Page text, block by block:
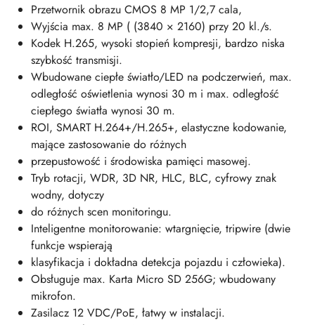
Przetwornik obrazu CMOS 8 MP 1/2,7 cala,
Wyjścia max. 8 MP ( (3840 × 2160) przy 20 kl./s.
Kodek H.265, wysoki stopień kompresji, bardzo niska
szybkość transmisji.
Wbudowane ciepłe światło/LED na podczerwień, max.
odległość oświetlenia wynosi 30 m i max. odległość
ciepłego światła wynosi 30 m.
ROI, SMART H.264+/H.265+, elastyczne kodowanie,
mające zastosowanie do różnych
przepustowość i środowiska pamięci masowej.
Tryb rotacji, WDR, 3D NR, HLC, BLC, cyfrowy znak
wodny, dotyczy
do różnych scen monitoringu.
Inteligentne monitorowanie: wtargnięcie, tripwire (dwie
funkcje wspierają
klasyfikacja i dokładna detekcja pojazdu i człowieka).
Obsługuje max. Karta Micro SD 256G; wbudowany
mikrofon.
Zasilacz 12 VDC/PoE, łatwy w instalacji.